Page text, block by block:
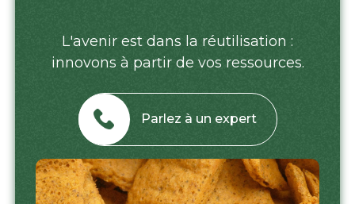
L'avenir est dans la réutilisation :
innovons à partir de vos ressources.
Parlez à un expert